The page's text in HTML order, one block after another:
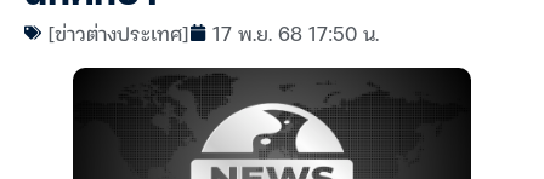
[ข่าวต่างประเทศ] 17 พ.ย. 68 17:50 น.